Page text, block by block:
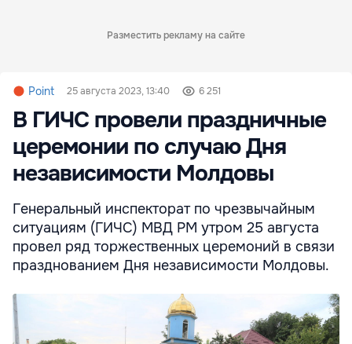
Разместить рекламу на сайте
Point 25 августа 2023, 13:40 6 251
В ГИЧС провели праздничные
церемонии по случаю Дня
независимости Молдовы
Генеральный инспекторат по чрезвычайным
ситуациям (ГИЧС) МВД РМ утром 25 августа
провел ряд торжественных церемоний в связи
празднованием Дня независимости Молдовы.